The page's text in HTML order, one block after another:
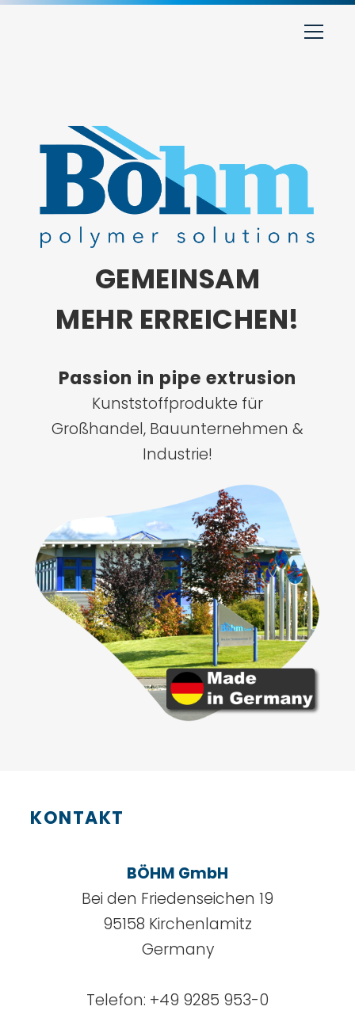
GEMEINSAM
MEHR ERREICHEN!
Passion in pipe extrusion
Kunststoffprodukte für
Großhandel, Bauunternehmen &
Industrie!
KONTAKT
BÖHM GmbH
Bei den Friedenseichen 19
95158 Kirchenlamitz
Germany
Telefon: +49 9285 953-0